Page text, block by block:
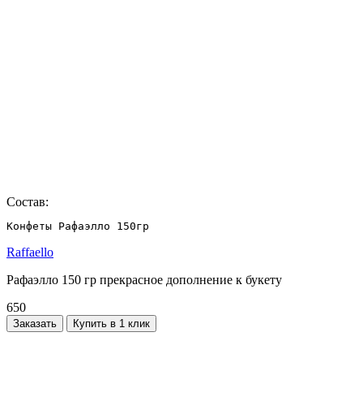
Состав:
Конфеты Рафаэлло 150гр
Raffaello
Рафаэлло 150 гр прекрасное дополнение к букету
650
Заказать Купить в 1 клик